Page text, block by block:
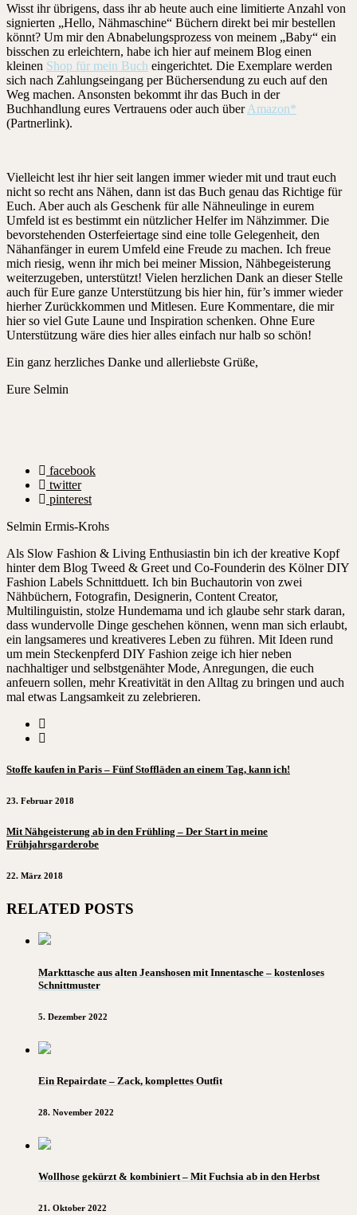
Wisst ihr übrigens, dass ihr ab heute auch eine limitierte Anzahl von
signierten „Hello, Nähmaschine“ Büchern direkt bei mir bestellen
könnt? Um mir den Abnabelungsprozess von meinem „Baby“ ein
bisschen zu erleichtern, habe ich hier auf meinem Blog einen
kleinen Shop für mein Buch eingerichtet. Die Exemplare werden
sich nach Zahlungseingang per Büchersendung zu euch auf den
Weg machen. Ansonsten bekommt ihr das Buch in der
Buchhandlung eures Vertrauens oder auch überAmazon*
(Partnerlink).
Vielleicht lest ihr hier seit langen immer wieder mit und traut euch
nicht so recht ans Nähen, dann ist das Buch genau das Richtige für
Euch. Aber auch als Geschenk für alle Nähneulinge in eurem
Umfeld ist es bestimmt ein nützlicher Helfer im Nähzimmer. Die
bevorstehenden Osterfeiertage sind eine tolle Gelegenheit, den
Nähanfänger in eurem Umfeld eine Freude zu machen. Ich freue
mich riesig, wenn ihr mich bei meiner Mission, Nähbegeisterung
weiterzugeben, unterstützt! Vielen herzlichen Dank an dieser Stelle
auch für Eure ganze Unterstützung bis hier hin, für’s immer wieder
hierher Zurückkommen und Mitlesen. Eure Kommentare, die mir
hier so viel Gute Laune und Inspiration schenken. Ohne Eure
Unterstützung wäre dies hier alles einfach nur halb so schön!
Ein ganz herzliches Danke und allerliebste Grüße,
Eure Selmin
facebook
twitter
pinterest
Selmin Ermis-Krohs
Als Slow Fashion & Living Enthusiastin bin ich der kreative Kopf
hinter dem Blog Tweed & Greet und Co-Founderin des Kölner DIY
Fashion Labels Schnittduett. Ich bin Buchautorin von zwei
Nähbüchern, Fotografin, Designerin, Content Creator,
Multilinguistin, stolze Hundemama und ich glaube sehr stark daran,
dass wundervolle Dinge geschehen können, wenn man sich erlaubt,
ein langsameres und kreativeres Leben zu führen. Mit Ideen rund
um mein Steckenpferd DIY Fashion zeige ich hier neben
nachhaltiger und selbstgenähter Mode, Anregungen, die euch
anfeuern sollen, mehr Kreativität in den Alltag zu bringen und auch
mal etwas Langsamkeit zu zelebrieren.
Stoffe kaufen in Paris – Fünf Stoffläden an einem Tag, kann ich!
23. Februar 2018
Mit Nähgeisterung ab in den Frühling – Der Start in meine
Frühjahrsgarderobe
22. März 2018
RELATED POSTS
Markttasche aus alten Jeanshosen mit Innentasche – kostenloses
Schnittmuster
5. Dezember 2022
Ein Repairdate – Zack, komplettes Outfit
28. November 2022
Wollhose gekürzt & kombiniert – Mit Fuchsia ab in den Herbst
21. Oktober 2022